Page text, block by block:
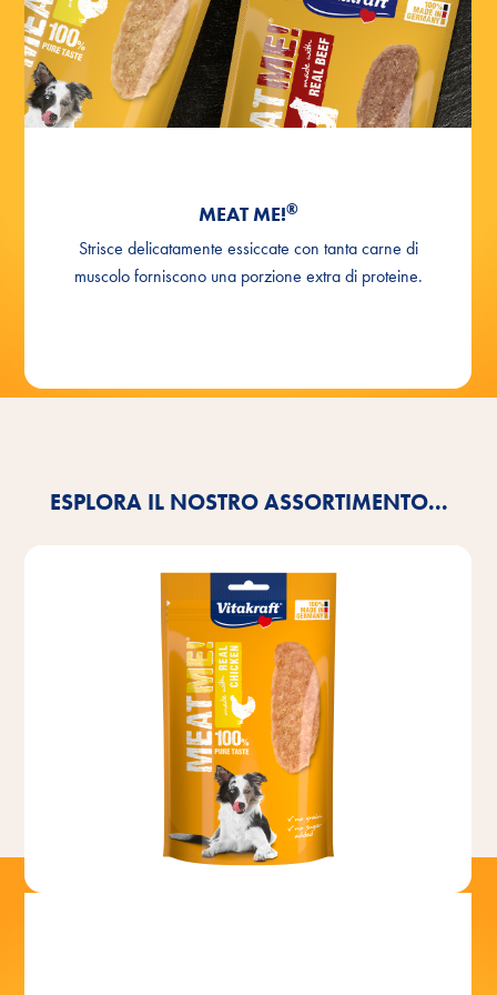
MEAT ME!®
Strisce delicatamente essiccate con tanta carne di
muscolo forniscono una porzione extra di proteine.
ESPLORA IL NOSTRO ASSORTIMENTO...